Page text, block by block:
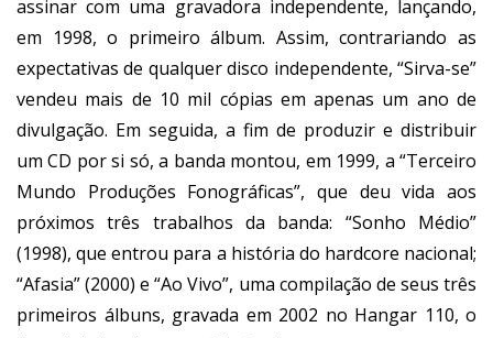
assinar com uma gravadora independente, lançando,
em 1998, o primeiro álbum. Assim, contrariando as
expectativas de qualquer disco independente, “Sirva-se”
vendeu mais de 10 mil cópias em apenas um ano de
divulgação. Em seguida, a fim de produzir e distribuir
um CD por si só, a banda montou, em 1999, a “Terceiro
Mundo Produções Fonográficas”, que deu vida aos
próximos três trabalhos da banda: “Sonho Médio”
(1998), que entrou para a história do hardcore nacional;
“Afasia” (2000) e “Ao Vivo”, uma compilação de seus três
primeiros álbuns, gravada em 2002 no Hangar 110, o